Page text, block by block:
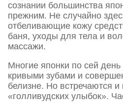
сознании большинства
прежним. Не случайно
отбеливающие кожу
баня, уходы для тела и
массажи.
Многие японки по сей день
кривыми зубами и
белизне. Но встречаются
«голливудских улыбок».